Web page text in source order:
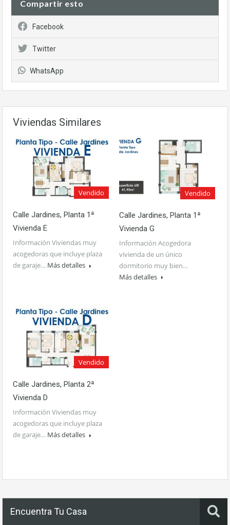
Compartir esto
Facebook
Twitter
WhatsApp
Viviendas Similares
Vendido
Calle Jardines, Planta 1ª
Vivienda E
Información Viviendas muy
acogedoras que incluye plaza
de garaje… Más detalles
Vendido
Calle Jardines, Planta 1ª
Vivienda G
Información Acogedora
vivienda de un único
dormitorio muy bien…
Más detalles
Vendido
Calle Jardines, Planta 2ª
Vivienda D
Información Viviendas muy
acogedoras que incluye plaza
de garaje… Más detalles
Encuentra Tu Casa